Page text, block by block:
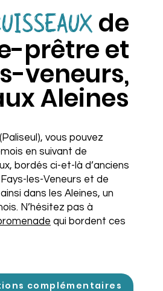
de
prêtre et
veneurs,
Aleines
vous pouvez
en suivant de
bordés ci-et-là d’anciens
les-Veneurs et de
dans les Aleines, un
N’hésitez pas à
qui bordent ces
complémentaires